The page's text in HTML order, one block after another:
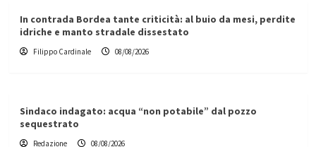
In contrada Bordea tante criticità: al buio da mesi, perdite
idriche e manto stradale dissestato
Filippo Cardinale 08/08/2026
Sindaco indagato: acqua “non potabile” dal pozzo
sequestrato
Redazione 08/08/2026